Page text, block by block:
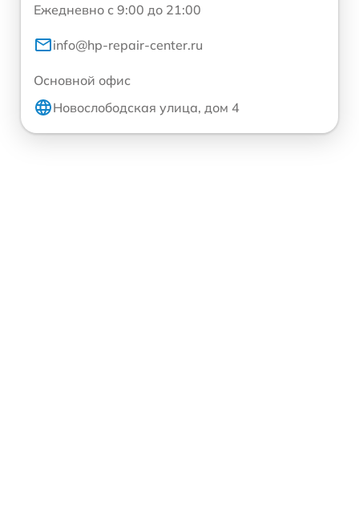
Ежедневно с 9:00 до 21:00
info@hp-repair-center.ru
Основной офис
Новослободская улица, дом 4